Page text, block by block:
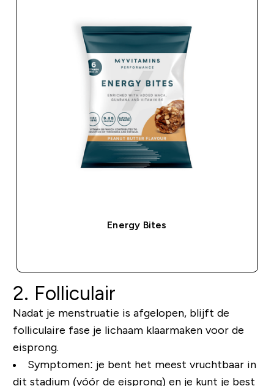
Energy Bites
2. Folliculair
Nadat je menstruatie is afgelopen, blijft de
folliculaire fase je lichaam klaarmaken voor de
eisprong.
Symptomen: je bent het meest vruchtbaar in
dit stadium (vóór de eisprong) en je kunt je best